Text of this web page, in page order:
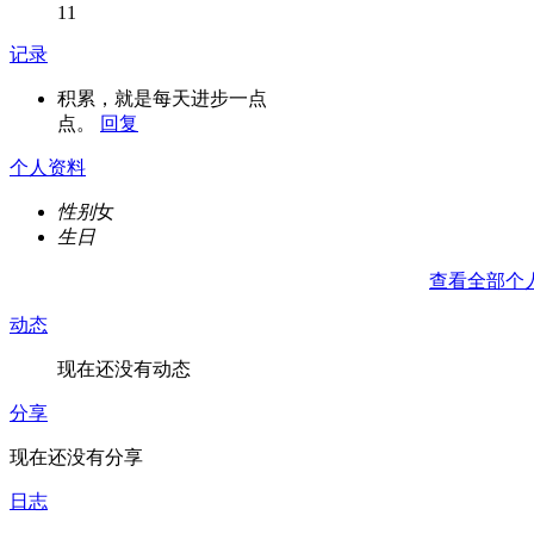
11
记录
积累，就是每天进步一点
点。
回复
个人资料
性别女
生日
查看全部个
动态
现在还没有动态
分享
现在还没有分享
日志